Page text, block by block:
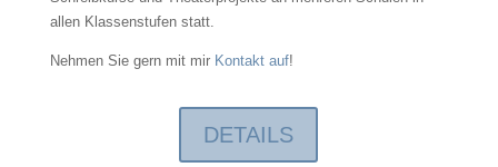
allen Klassenstufen statt.
Nehmen Sie gern mit mir Kontakt auf!
DETAILS